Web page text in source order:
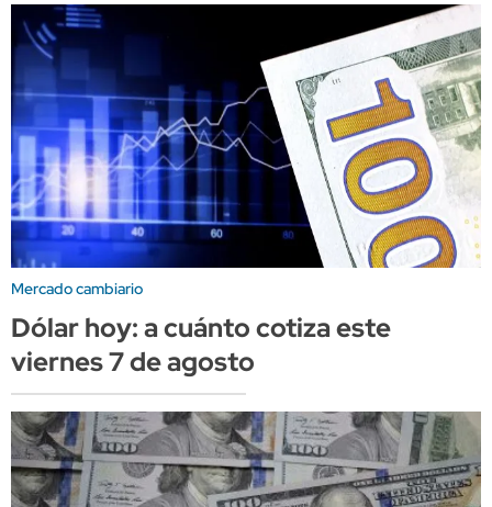
Mercado cambiario
Dólar hoy: a cuánto cotiza este
viernes 7 de agosto